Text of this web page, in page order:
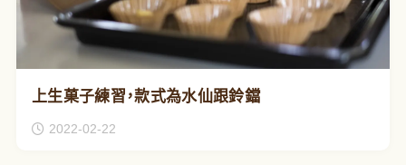
上生菓子練習，款式為水仙跟鈴鐺
2022-02-22